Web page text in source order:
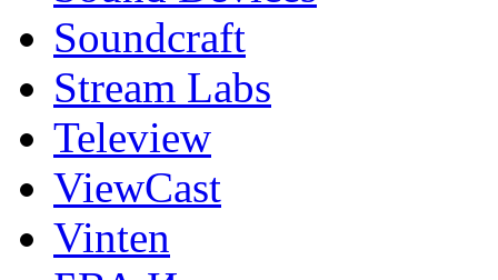
Soundcraft
Stream Labs
Teleview
ViewCast
Vinten